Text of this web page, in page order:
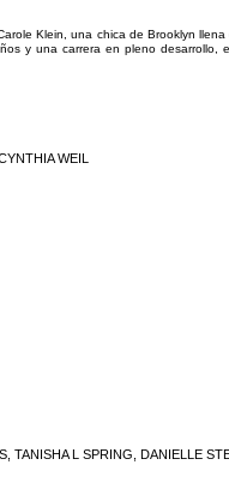
Klein, una chica de Brooklyn
y una carrera en pleno
WEIL
TANISHA L SPRING, DANIELLE